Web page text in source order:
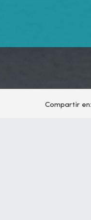
Compartir en: